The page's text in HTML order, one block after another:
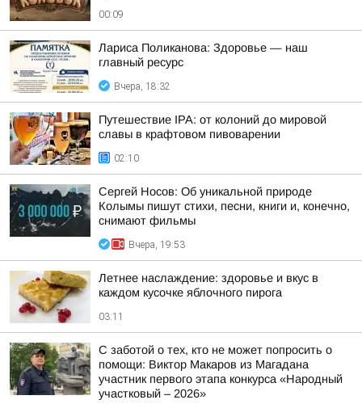
00:09
Лариса Поликанова: Здоровье — наш
главный ресурс
Вчера, 18:32
Путешествие IPA: от колоний до мировой
славы в крафтовом пивоварении
02:10
Сергей Носов: Об уникальной природе
Колымы пишут стихи, песни, книги и, конечно,
снимают фильмы
Вчера, 19:53
Летнее наслаждение: здоровье и вкус в
каждом кусочке яблочного пирога
03:11
С заботой о тех, кто не может попросить о
помощи: Виктор Макаров из Магадана
участник первого этапа конкурса «Народный
участковый – 2026»